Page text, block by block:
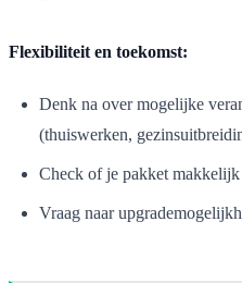
Flexibiliteit en toekomst:
Denk na over mogelijke
(thuiswerken,
Check of je pakket makkelijk
Vraag naar